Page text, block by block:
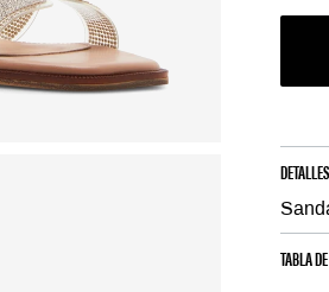
TABLA